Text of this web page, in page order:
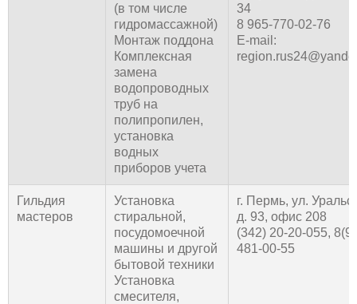
(в том числе
гидромассажной)
Монтаж поддона
Комплексная
замена
водопроводных
труб на
полипропилен,
установка
водных
приборов учета
34
8 965-770-02-76
E-mail:
Гильдия
мастеров
Установка
стиральной,
посудомоечной
машины и другой
бытовой техники
Установка
смесителя,
г. Пермь, ул.
д. 93, офис 208
(342) 20-20-055,
481-00-55